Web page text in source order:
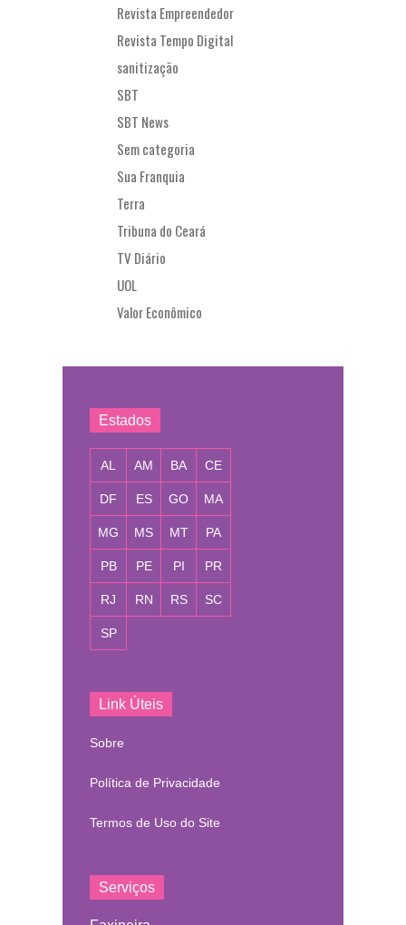
Revista Empreendedor
Revista Tempo Digital
sanitização
SBT
SBT News
Sem categoria
Sua Franquia
Terra
Tribuna do Ceará
TV Diário
UOL
Valor Econômico
Estados
AL AM BA CE
DF ES GO MA
MG MS MT PA
PB PE PI PR
RJ RN RS SC
SP
Link Úteis
Sobre
Política de Privacidade
Termos de Uso do Site
Serviços